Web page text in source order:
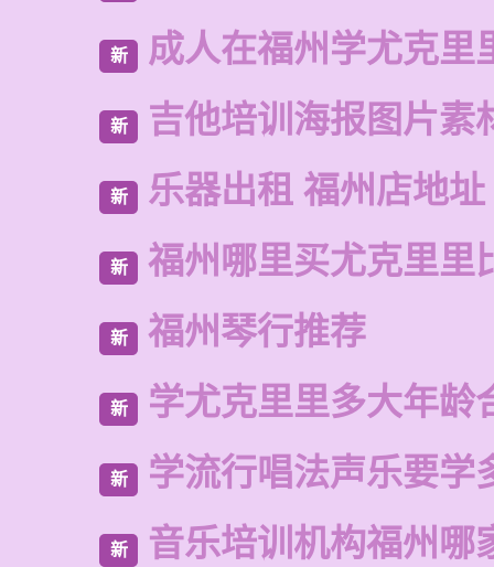
新 成人在福州学尤克里
新 吉他培训海报图片素
新 乐器出租 福州店地址
新 福州哪里买尤克里里
新 福州琴行推荐
新 学尤克里里多大年龄
新 学流行唱法声乐要学
新 音乐培训机构福州哪